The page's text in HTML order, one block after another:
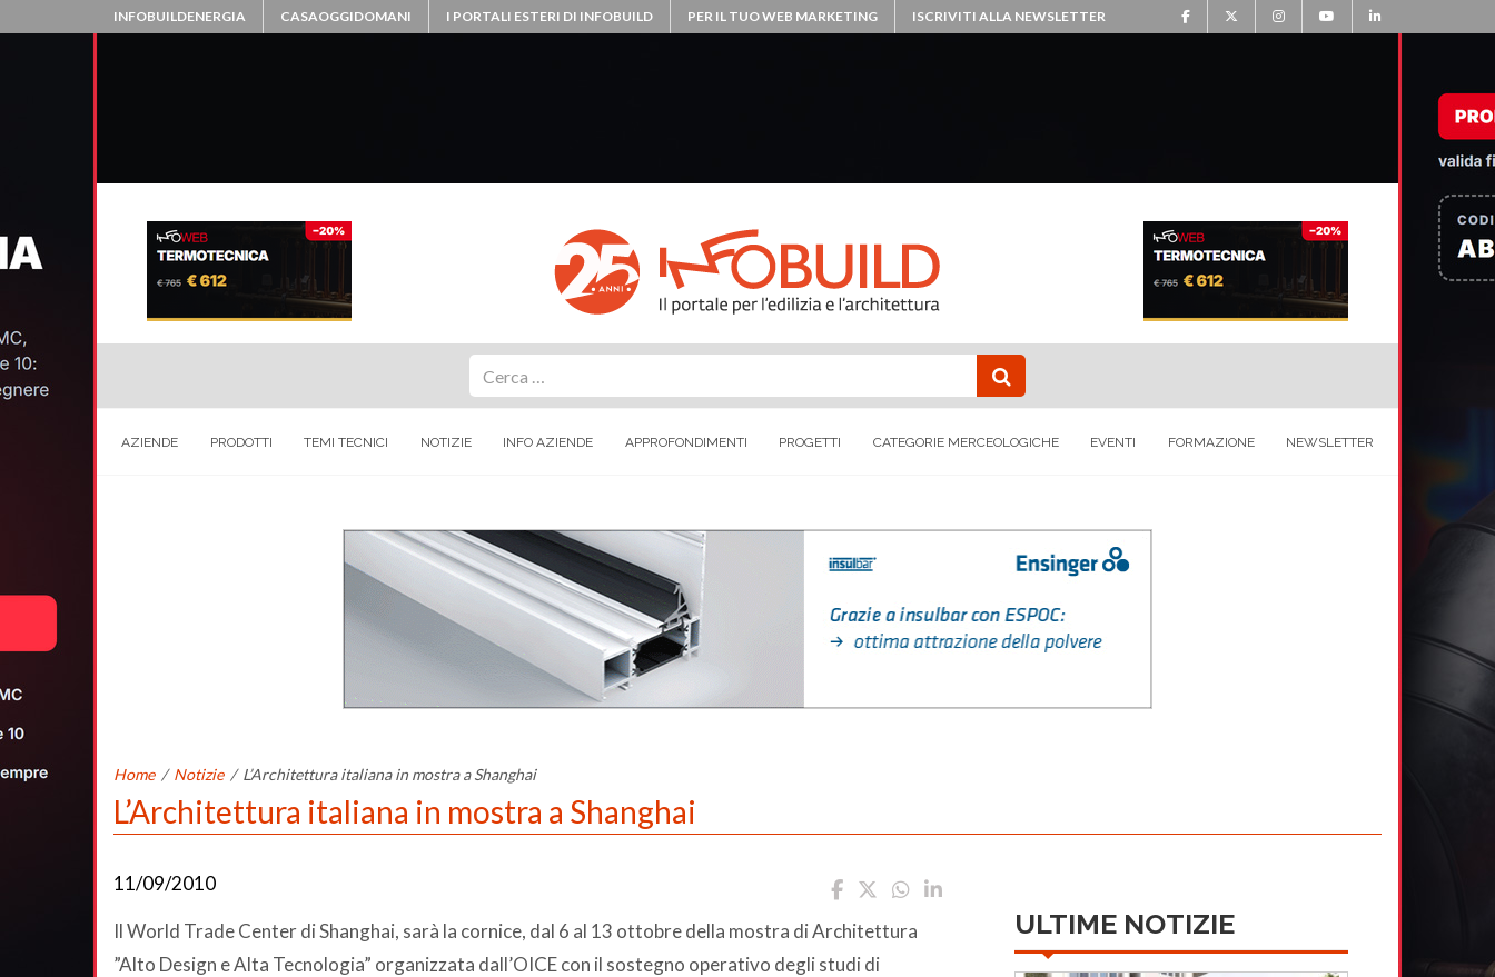
INFOBUILDENERGIA CASAOGGIDOMANI I PORTALI ESTERI DI INFOBUILD PER IL TUO WEB MARKETING ISCRIVITI ALLA NEWSLETTER
AZIENDE PRODOTTI TEMI TECNICI NOTIZIE INFO AZIENDE APPROFONDIMENTI PROGETTI CATEGORIE MERCEOLOGICHE EVENTI FORMAZIONE NEWSLETTER
Home / Notizie / L’Architettura italiana in mostra a Shanghai
L’Architettura italiana in mostra a Shanghai
11/09/2010
Il World Trade Center di Shanghai, sarà la cornice, dal 6 al 13 ottobre della mostra di Architettura
”Alto Design e Alta Tecnologia” organizzata dall’OICE con il sostegno operativo degli studi di
ULTIME NOTIZIE